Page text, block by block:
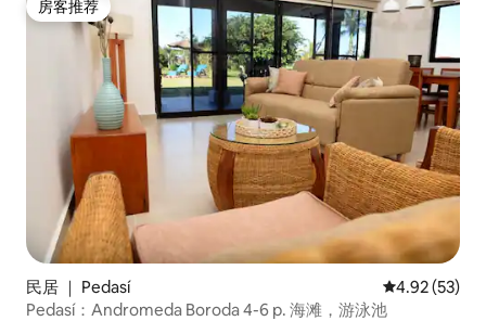
房客推荐
房客推荐
民居 ｜ Pedasí 平均评分
4.92 (53)
Pedasí：Andromeda Boroda 4-6 p. 海滩，游泳池